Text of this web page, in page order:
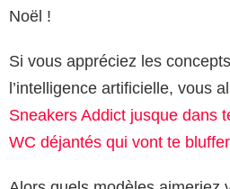
Noël !
Si vous appréciez les
l’intelligence artificielle, vous
Sneakers Addict jusque dans
WC déjantés qui vont te bluffer